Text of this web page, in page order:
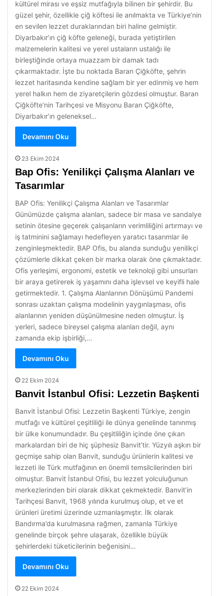
kültürel mirası ve eşsiz mutfağıyla bilinen bir şehirdir. Bu
güzel şehir, özellikle çiğ köftesi ile anılmakta ve Türkiye’nin
en sevilen lezzet duraklarından biri haline gelmiştir.
Diyarbakır’ın çiğ köfte geleneği, burada yetiştirilen
malzemelerin kalitesi ve yerel ustaların ustalığı ile
birleştiğinde ortaya muazzam bir damak tadı
çıkarmaktadır. İşte bu noktada Baran Çiğköfte, şehrin
lezzet haritasında kendine sağlam bir yer edinmiş ve hem
yerel halkın hem de ziyaretçilerin gözdesi olmuştur. Baran
Çiğköfte’nin Tarihçesi ve Misyonu Baran Çiğköfte,
Diyarbakır’ın geleneksel…
Devamını Oku
23 Ekim 2024
Bap Ofis: Yenilikçi Çalışma Alanları ve
Tasarımlar
BAP Ofis: Yenilikçi Çalışma Alanları ve Tasarımlar
Günümüzde çalışma alanları, sadece bir masa ve sandalye
setinin ötesine geçerek çalışanların verimliliğini artırmayı ve
iş tatminini sağlamayı hedefleyen yaratıcı tasarımlar ile
zenginleşmektedir. BAP Ofis, bu alanda sunduğu yenilikçi
çözümlerle dikkat çeken bir marka olarak öne çıkmaktadır.
Ofis yerleşimi, ergonomi, estetik ve teknoloji gibi unsurları
bir araya getirerek iş yaşamını daha işlevsel ve keyifli hale
getirmektedir. 1. Çalışma Alanlarının Dönüşümü Pandemi
sonrası uzaktan çalışma modelinin yaygınlaşması, ofis
alanlarının yeniden düşünülmesine neden olmuştur. İş
yerleri, sadece bireysel çalışma alanları değil, aynı
zamanda ekip işbirliği,…
Devamını Oku
22 Ekim 2024
Banvit İstanbul Ofisi: Lezzetin Başkenti
Banvit İstanbul Ofisi: Lezzetin Başkenti Türkiye, zengin
mutfağı ve kültürel çeşitliliği ile dünya genelinde tanınmış
bir ülke konumundadır. Bu çeşitliliğin içinde öne çıkan
markalardan biri de hiç şüphesiz Banvit’tir. Yüzyılı aşkın bir
geçmişe sahip olan Banvit, sunduğu ürünlerin kalitesi ve
lezzeti ile Türk mutfağının en önemli temsilcilerinden biri
olmuştur. Banvit İstanbul Ofisi, bu lezzet yolculuğunun
merkezlerinden biri olarak dikkat çekmektedir. Banvit’in
Tarihçesi Banvit, 1968 yılında kurulmuş olup, et ve et
ürünleri üretimi üzerinde uzmanlaşmıştır. İlk olarak
Bandırma’da kurulmasına rağmen, zamanla Türkiye
genelinde birçok şehre ulaşarak, özellikle büyük
şehirlerdeki tüketicilerinin beğenisini…
Devamını Oku
22 Ekim 2024